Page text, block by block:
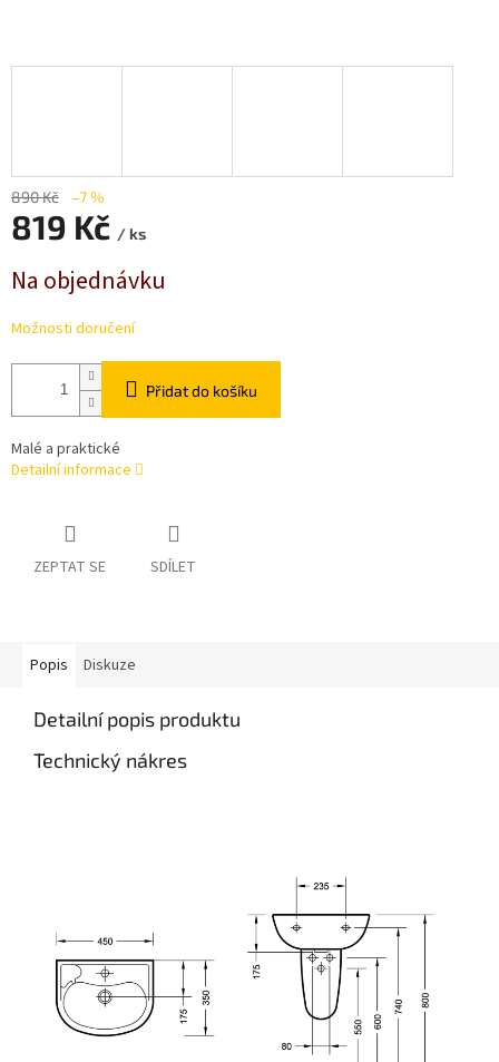
890 Kč –7 %
819 Kč / ks
cena:
Na objednávku
Možnosti doručení
Přidat do košíku
Malé a praktické
Detailní informace
ZEPTAT SE SDÍLET
Popis Diskuze
Detailní popis produktu
Technický nákres